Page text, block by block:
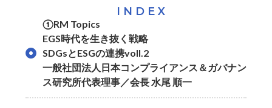
INDEX
①RM Topics
EGS時代を生き抜く戦略
SDGsとESGの連携voll.2
一般社団法人日本コンプライアンス＆ガバナン
ス研究所代表理事／会長 水尾 順一